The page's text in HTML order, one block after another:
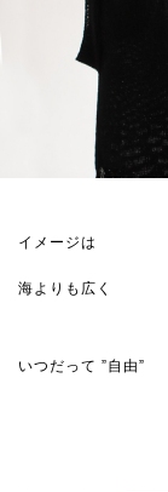
イメージは
海よりも広く
いつだって ”自由”